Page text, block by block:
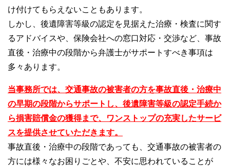
け付けてもらえないこともあります。
しかし、後遺障害等級の認定を見据えた治療・検査に関す
るアドバイスや、保険会社への窓口対応・交渉など、事故
直後・治療中の段階から弁護士がサポートすべき事項は
多々あります。
当事務所では、交通事故の被害者の方を事故直後・治療中
の早期の段階からサポートし、後遺障害等級の認定手続か
ら損害賠償金の獲得まで、ワンストップの充実したサービ
スを提供させていただきます。
事故直後・治療中の段階であっても、交通事故の被害者の
方には様々なお困りごとや、不安に思われていることが